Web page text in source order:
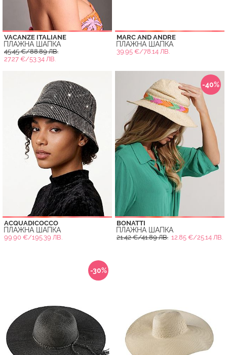
VACANZE ITALIANE
ПЛАЖНА ШАПКА
45.45 €/88.89 ЛВ.
27.27 €/53.34 ЛВ.
MARC AND ANDRE
ПЛАЖНА ШАПКА
39.95 €/78.14 ЛВ.
ACQUADICOCCO
ПЛАЖНА ШАПКА
99.90 €/195.39 ЛВ.
-40%
BONATTI
ПЛАЖНА ШАПКА
21.42 €/41.89 ЛВ. 12.85 €/25.14 ЛВ.
-30%